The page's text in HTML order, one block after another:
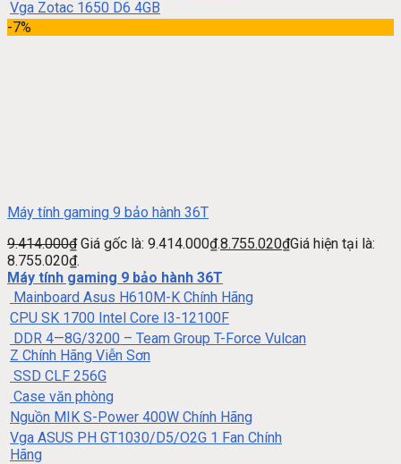
Vga Zotac 1650 D6 4GB
-7%
Máy tính gaming 9 bảo hành 36T
9.414.000₫ Giá gốc là: 9.414.000₫.8.755.020₫Giá hiện tại là:
8.755.020₫.
Máy tính gaming 9 bảo hành 36T
Mainboard Asus H610M-K Chính Hãng
CPU SK 1700 Intel Core I3-12100F
DDR 4—8G/3200 – Team Group T-Force Vulcan
Z Chính Hãng Viễn Sơn
SSD CLF 256G
Case văn phòng
Nguồn MIK S-Power 400W Chính Hãng
Vga ASUS PH GT1030/D5/O2G 1 Fan Chính
Hãng